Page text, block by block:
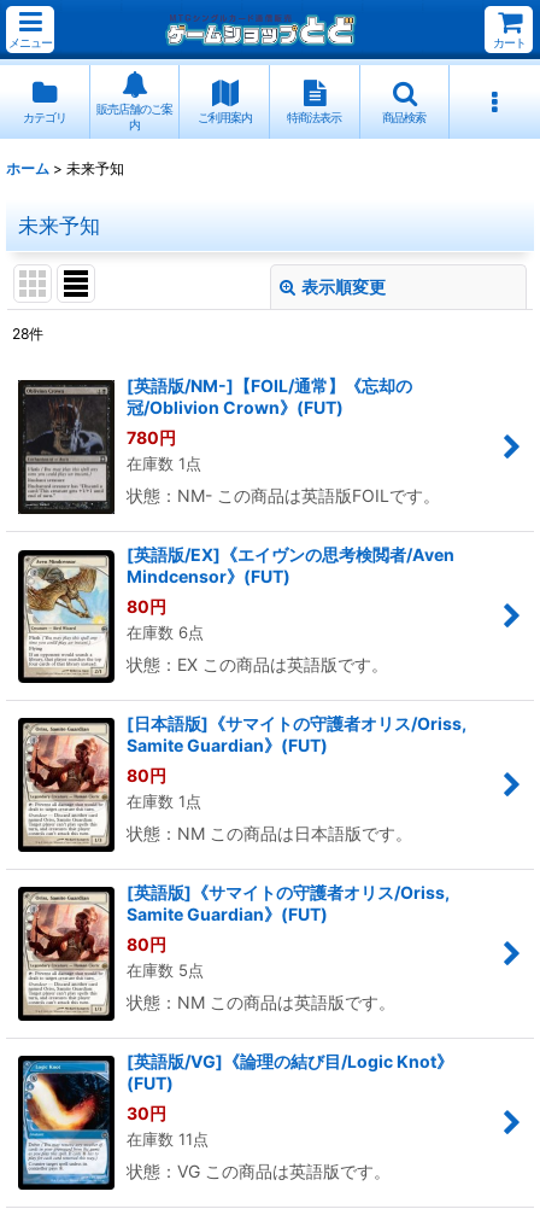
メニュー カート
カテゴリ
販売店舗のご案
内
ご利用案内 特商法表示 商品検索
ホーム > 未来予知
未来予知
表示順変更
並び順
絞り込む
28件
[英語版/NM-]【FOIL/通常】《忘却の
冠/Oblivion Crown》(FUT)
780円
在庫数 1点
状態：NM- この商品は英語版FOILです。
[英語版/EX]《エイヴンの思考検閲者/Aven
Mindcensor》(FUT)
80円
在庫数 6点
状態：EX この商品は英語版です。
[日本語版]《サマイトの守護者オリス/Oriss,
Samite Guardian》(FUT)
80円
在庫数 1点
状態：NM この商品は日本語版です。
[英語版]《サマイトの守護者オリス/Oriss,
Samite Guardian》(FUT)
80円
在庫数 5点
状態：NM この商品は英語版です。
[英語版/VG]《論理の結び目/Logic Knot》
(FUT)
30円
在庫数 11点
状態：VG この商品は英語版です。